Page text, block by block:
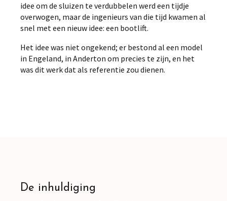
idee om de sluizen te verdubbelen werd een tijdje
overwogen, maar de ingenieurs van die tijd kwamen al
snel met een nieuw idee: een bootlift.
Het idee was niet ongekend; er bestond al een model
in Engeland, in Anderton om precies te zijn, en het
was dit werk dat als referentie zou dienen.
De inhuldiging